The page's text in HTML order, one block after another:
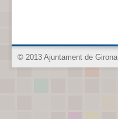
© 2013 Ajuntament de Girona